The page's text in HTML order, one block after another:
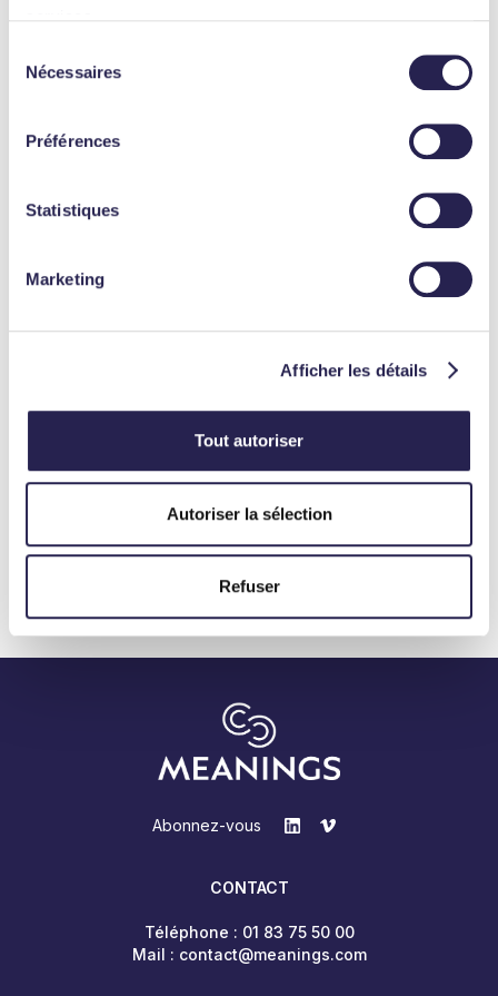
Nécessaires
Préférences
Statistiques
Marketing
Afficher les détails
Tout autoriser
Autoriser la sélection
Refuser
CHARLES
Partner - Real Estate
Chargée d'Affaires
Sustainability Senior
SARAH
MATHIEU-COMTOIS
Directrice Sustainability
TIPHAINEMONTI
Contrôleur Financier
Abonnez-vous
CONTACT
Téléphone : 01 83 75 50 00
Mail : contact@meanings.com